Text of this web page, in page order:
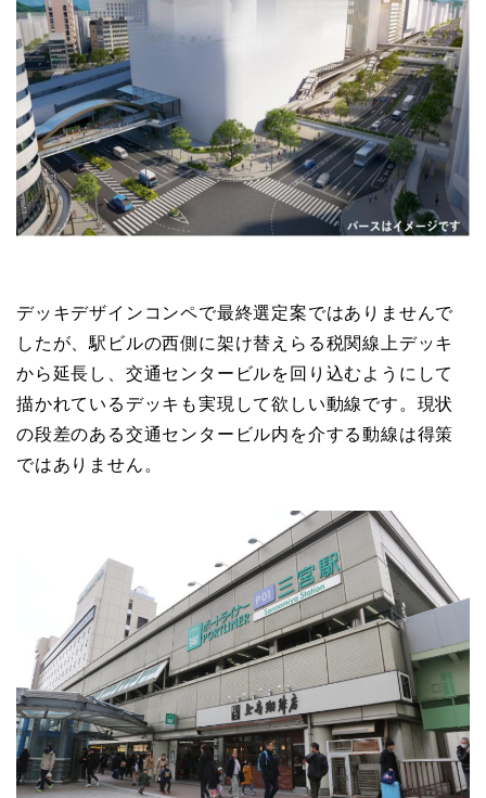
デッキデザインコンペで最終選定案ではありませんで
したが、駅ビルの西側に架け替えらる税関線上デッキ
から延長し、交通センタービルを回り込むようにして
描かれているデッキも実現して欲しい動線です。現状
の段差のある交通センタービル内を介する動線は得策
ではありません。